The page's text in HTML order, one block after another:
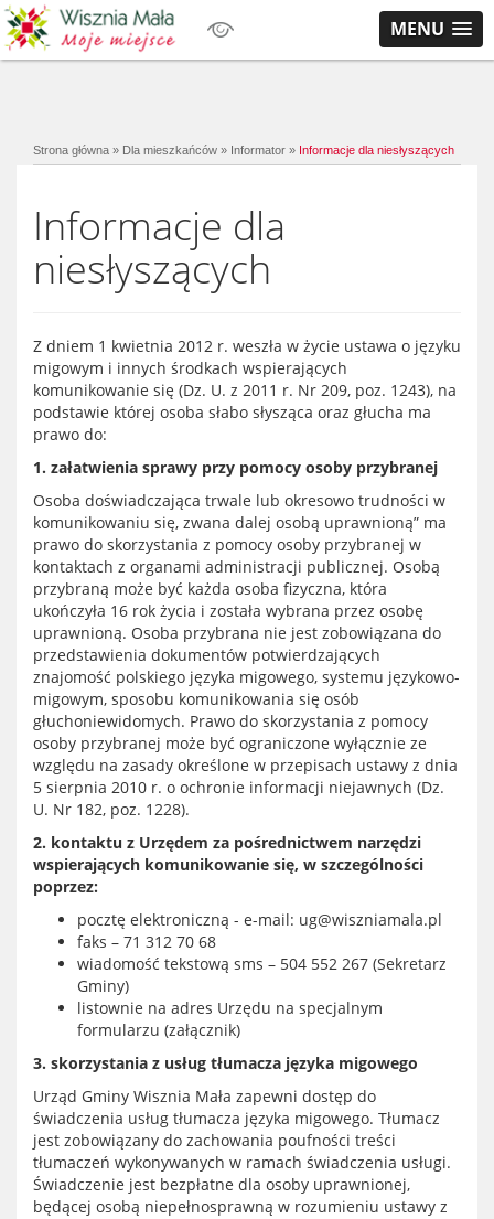
MENU
Strona główna » Dla mieszkańców » Informator » Informacje dla niesłyszących
Informacje dla
niesłyszących
Z dniem 1 kwietnia 2012 r. weszła w życie ustawa o języku
migowym i innych środkach wspierających
komunikowanie się (Dz. U. z 2011 r. Nr 209, poz. 1243), na
podstawie której osoba słabo słysząca oraz głucha ma
prawo do:
1. załatwienia sprawy przy pomocy osoby przybranej
Osoba doświadczająca trwale lub okresowo trudności w
komunikowaniu się, zwana dalej osobą uprawnioną” ma
prawo do skorzystania z pomocy osoby przybranej w
kontaktach z organami administracji publicznej. Osobą
przybraną może być każda osoba fizyczna, która
ukończyła 16 rok życia i została wybrana przez osobę
uprawnioną. Osoba przybrana nie jest zobowiązana do
przedstawienia dokumentów potwierdzających
znajomość polskiego języka migowego, systemu językowo-
migowym, sposobu komunikowania się osób
głuchoniewidomych. Prawo do skorzystania z pomocy
osoby przybranej może być ograniczone wyłącznie ze
względu na zasady określone w przepisach ustawy z dnia
5 sierpnia 2010 r. o ochronie informacji niejawnych (Dz.
U. Nr 182, poz. 1228).
2. kontaktu z Urzędem za pośrednictwem narzędzi
wspierających komunikowanie się, w szczególności
poprzez:
pocztę elektroniczną - e-mail: ug@wiszniamala.pl
faks – 71 312 70 68
wiadomość tekstową sms – 504 552 267 (Sekretarz
Gminy)
listownie na adres Urzędu na specjalnym
formularzu (załącznik)
3. skorzystania z usług tłumacza języka migowego
Urząd Gminy Wisznia Mała zapewni dostęp do
świadczenia usług tłumacza języka migowego. Tłumacz
jest zobowiązany do zachowania poufności treści
tłumaczeń wykonywanych w ramach świadczenia usługi.
Świadczenie jest bezpłatne dla osoby uprawnionej,
będącej osobą niepełnosprawną w rozumieniu ustawy z